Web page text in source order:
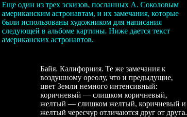
Еще один из трех эскизов, посланных А. Соколовым
американским астронавтам, и их замечания, которые
были использованы художником для написания
следующей в альбоме картины. Ниже дается текст
американских астронавтов.
Байя. Калифорния. Те же замечания к
воздушному ореолу, что и предыдущие,
цвет Земли немного интенсивный:
коричневый — слишком коричневый,
желтый — слишком желтый, коричневый и
желтый чересчур отличаются друг от друга.